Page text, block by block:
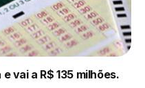
vai a R$ 135 milhões.